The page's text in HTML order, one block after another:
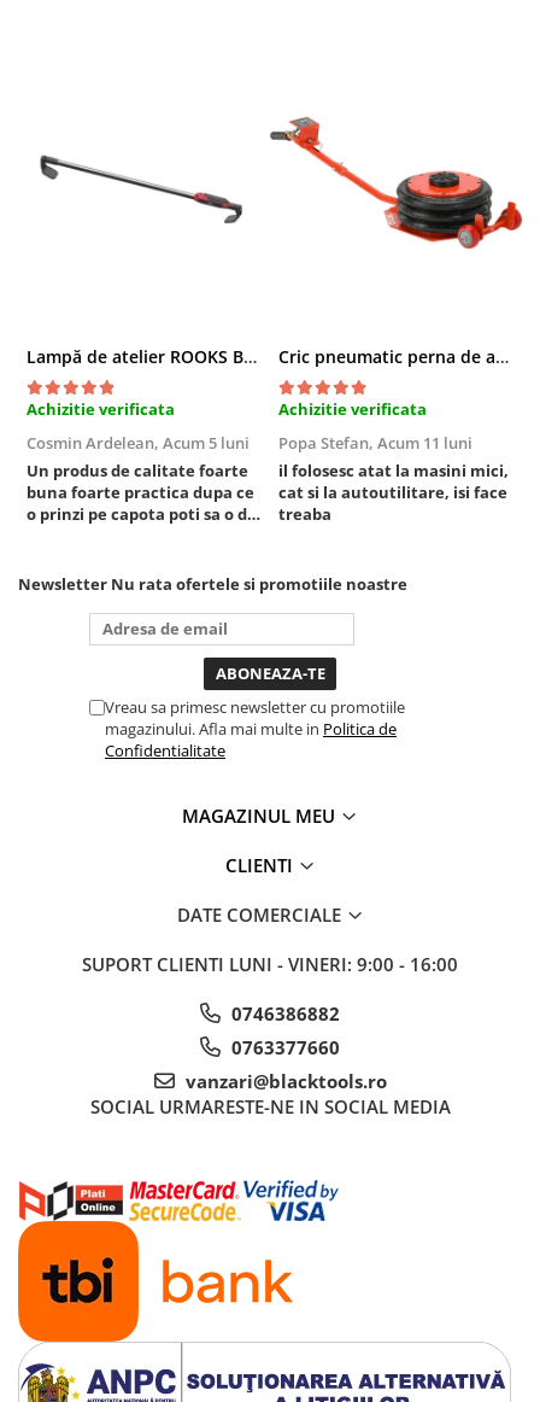
Lampă de atelier ROOKS B2 HYBRID pentru capotă, 2000 lumeni, 5000 mAh
Achizitie verificata
Cosmin Ardelean, Acum 5 luni
Un produs de calitate foarte
buna foarte practica dupa ce
o prinzi pe capota poti sa o dai
puternica si de la baterie care
bagi la priza nu mai ai treaba
toata ziua ,ce...
Cric pneumatic perna de aer cu inaltator 6T
Achizitie verificata
Popa Stefan, Acum 11 luni
il folosesc atat la masini mici,
cat si la autoutilitare, isi face
treaba
Newsletter Nu rata ofertele si promotiile noastre
Vreau sa primesc newsletter cu promotiile
magazinului. Afla mai multe in Politica de
Confidentialitate
MAGAZINUL MEU
CLIENTI
DATE COMERCIALE
SUPORT CLIENTI LUNI - VINERI: 9:00 - 16:00
0746386882
0763377660
vanzari@blacktools.ro
SOCIAL URMARESTE-NE IN SOCIAL MEDIA